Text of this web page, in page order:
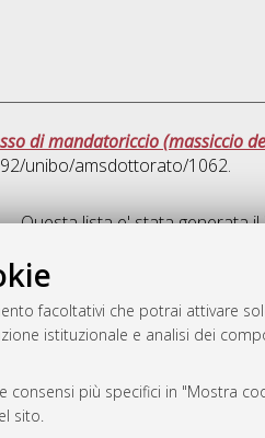
facoltativi che potrai attivare
istituzionale e analisi dei
consensi più specifici in "Mostra
sito.
di mandatoriccio (massiccio
unibo/amsdottorato/1062.
Questa lista e' stata generata il